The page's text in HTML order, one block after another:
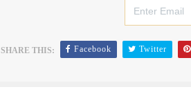
SHARE THIS: Facebook Twitter